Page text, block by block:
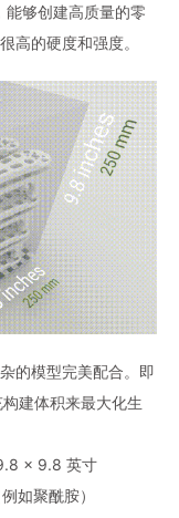
够创建高质量的零
高的硬度和强度。
的模型完美配合。即
建体积来最大化生
x 9.8 英寸
如聚酰胺）